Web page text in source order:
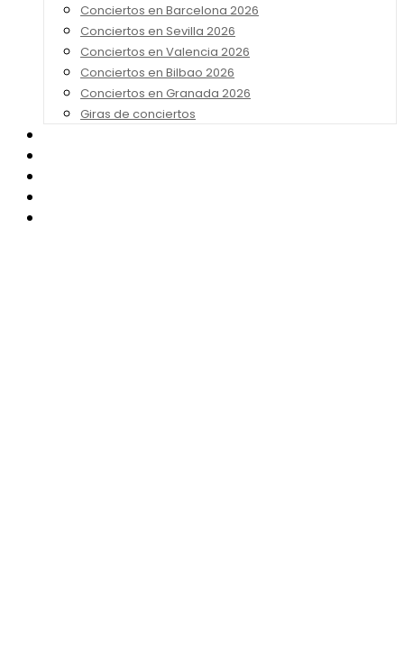
Conciertos en Barcelona 2026
Conciertos en Sevilla 2026
Conciertos en Valencia 2026
Conciertos en Bilbao 2026
Conciertos en Granada 2026
Giras de conciertos